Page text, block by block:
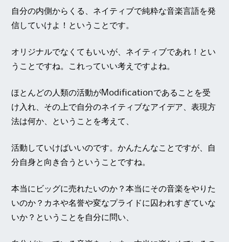
自分の内側からくる、ネイティブで純粋な音楽言語を発
信していけよ！ということです。
オリジナルでなくてもいいが、ネイティブであれ！とい
うことですね。これっていい考えですよね。
ほとんどの人類の活動がModificationであることを受
け入れ、その上で自分のネイティブなアイデア、表現方
法は何か、ということを考えて、
活動していけばいいのです。かんたんなことですが、自
分自身と向き合うということですね。
本当にビッグに売れたいのか？本当にその音楽をやりた
いのか？カネや名誉や変なプライドに囚われすぎていな
いか？ということを自分に問い、